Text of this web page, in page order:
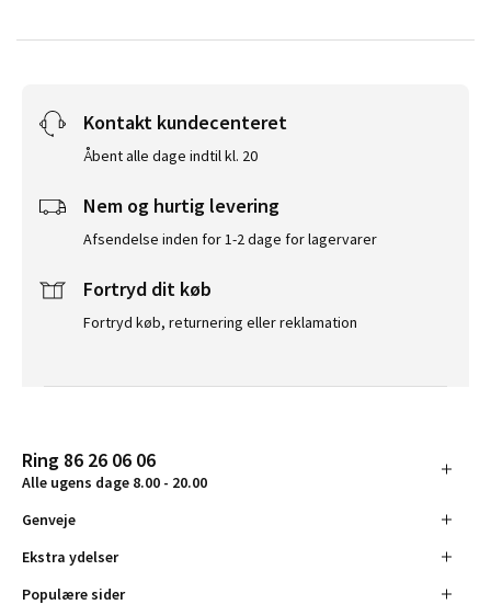
Kontakt kundecenteret
Åbent alle dage indtil kl. 20
Nem og hurtig levering
Afsendelse inden for 1-2 dage for lagervarer
Fortryd dit køb
Fortryd køb, returnering eller reklamation
Ring 86 26 06 06
Alle ugens dage 8.00 - 20.00
Genveje
Ekstra ydelser
Populære sider